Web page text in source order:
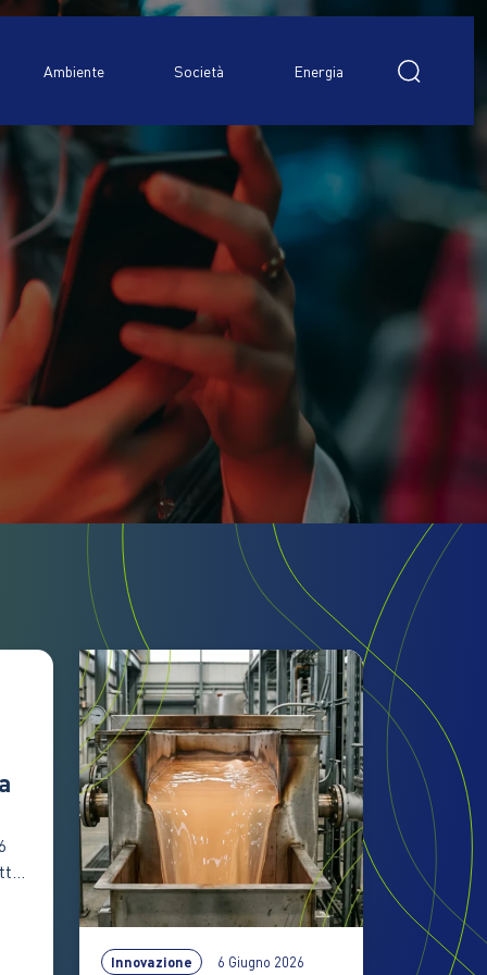
per:
Ambiente Società Energia
Innovazione 6 Giugno 2026